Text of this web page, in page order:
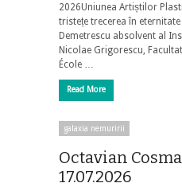
2026Uniunea Artiștilor
tristețe trecerea în
Demetrescu absolvent al
Nicolae Grigorescu,
École …
Read More
galaxia nemuririi
Octavian
17.07.2026